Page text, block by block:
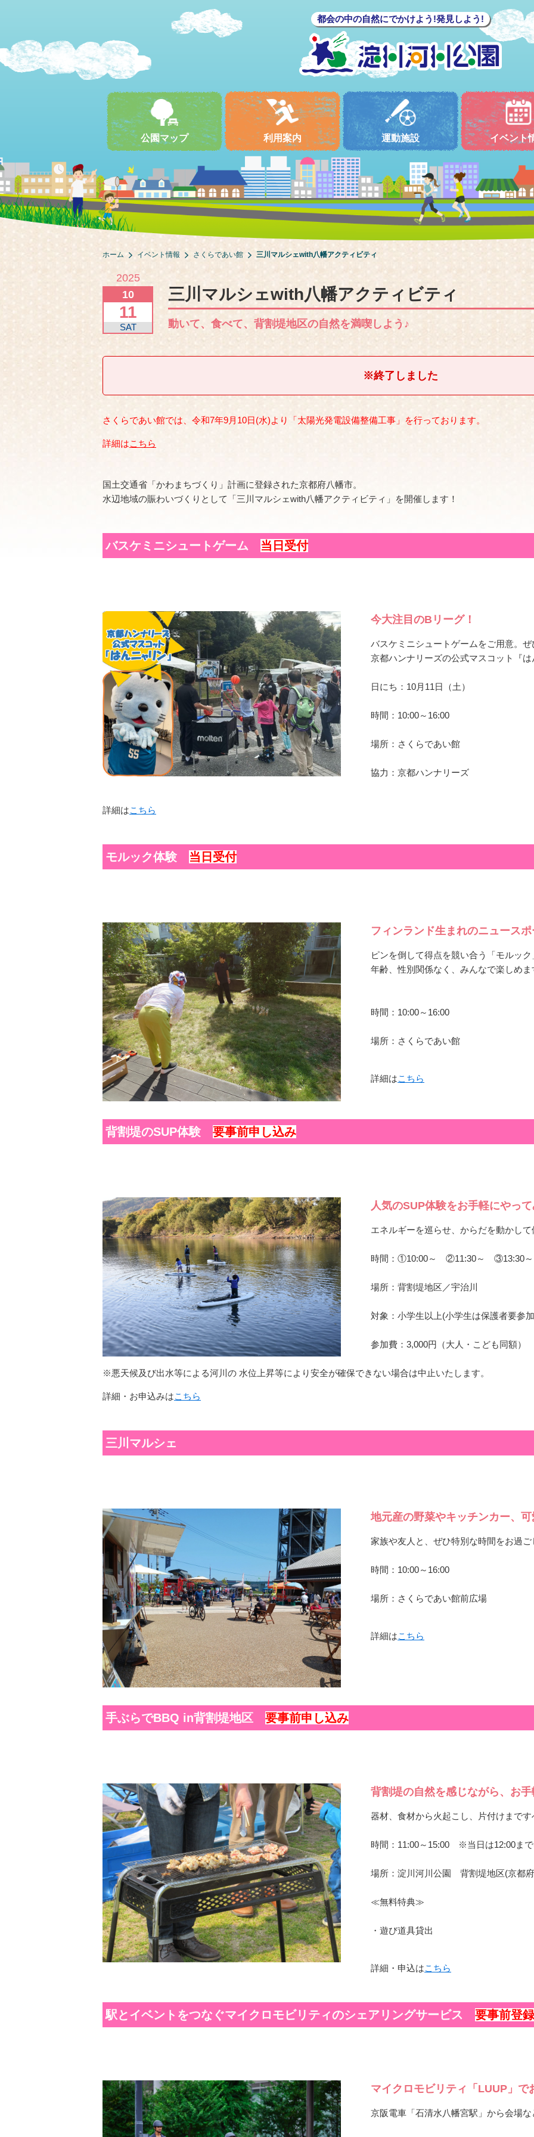
都会の中の自然にでかけよう!発見しよう!
公園マップ 利用案内 運動施設 イベント
ホーム イベント情報 さくらであい館 三川マルシェwith八幡アクティビティ
2025
10
11
SAT
三川マルシェwith八幡アクティビティ
動いて、食べて、背割堤地区の自然を満喫しよう♪
※終了しました
さくらであい館では、令和7年9月10日(水)より「太陽光発電設備整備工事」を行っております。
詳細はこちら
国土交通省「かわまちづくり」計画に登録された京都府八幡市。
水辺地域の賑わいづくりとして「三川マルシェwith八幡アクティビティ」を開催します！
バスケミニシュートゲーム 当日受付
今大注目のBリーグ！
バスケミニシュートゲームをご用意。
京都ハンナリーズの公式マスコット『
日にち：10月11日（土）
時間：10:00～16:00
場所：さくらであい館
協力：京都ハンナリーズ
詳細はこちら
モルック体験 当日受付
フィンランド生まれのニュースポ
ピンを倒して得点を競い合う「モルック
年齢、性別関係なく、みんなで楽しめま
時間：10:00～16:00
場所：さくらであい館
詳細はこちら
背割堤のSUP体験 要事前申し込み
人気のSUP体験をお手軽にやっ
エネルギーを巡らせ、からだを動かして
時間：①10:00～ ②11:30～ ③13:30～
場所：背割堤地区／宇治川
対象：小学生以上(小学生は保護者要参
参加費：3,000円（大人・こども同額）
※悪天候及び出水等による河川の 水位上昇等により安全が確保できない場合は中止いたします。
詳細・お申込みはこちら
三川マルシェ
地元産の野菜やキッチンカー、可
家族や友人と、ぜひ特別な時間をお過ご
時間：10:00～16:00
場所：さくらであい館前広場
詳細はこちら
手ぶらでBBQ in背割堤地区 要事前申し込み
背割堤の自然を感じながら、お
器材、食材から火起こし、片付けまです
時間：11:00～15:00 ※当日は12:00まで
場所：淀川河川公園 背割堤地区(京都
≪無料特典≫
・遊び道具貸出
詳細・申込はこちら
駅とイベントをつなぐマイクロモビリティのシェアリングサービス 要事前登録
マイクロモビリティ「LUUP」で
京阪電車「石清水八幡宮駅」から会場な